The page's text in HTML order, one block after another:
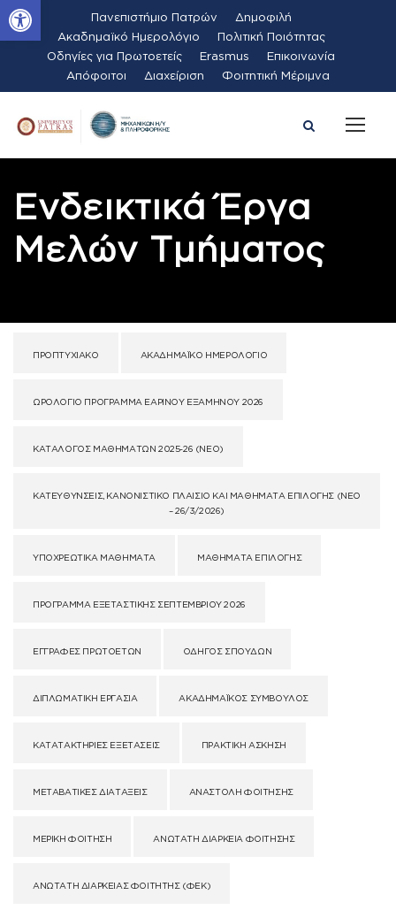
Ανοίξτε τη γραμμή εργαλείων Πανεπιστήμιο Πατρών
Δημοφιλή
Ακαδημαϊκό Ημερολόγιο
Πολιτική Ποιότητας
Οδηγίες για Πρωτοετείς
Erasmus
Επικοινωνία
Απόφοιτοι
Διαχείριση Φοιτητική Μέριμνα
Ενδεικτικά Έργα
Μελών Τμήματος
ΠΡΟΠΤΥΧΙΑΚΌ ΑΚΑΔΗΜΑΪΚΌ ΗΜΕΡΟΛΌΓΙΟ
ΩΡΟΛΌΓΙΟ ΠΡΌΓΡΑΜΜΑ ΕΑΡΙΝΟΎ ΕΞΑΜΉΝΟΥ 2026
ΚΑΤΆΛΟΓΟΣ ΜΑΘΗΜΆΤΩΝ 2025-26 (ΝΈΟ)
ΚΑΤΕΥΘΎΝΣΕΙΣ, ΚΑΝΟΝΙΣΤΙΚΌ ΠΛΑΊΣΙΟ ΚΑΙ ΜΑΘΉΜΑΤΑ ΕΠΙΛΟΓΉΣ (NEO
– 26/3/2026)
ΥΠΟΧΡΕΩΤΙΚΆ ΜΑΘΉΜΑΤΑ ΜΑΘΉΜΑΤΑ ΕΠΙΛΟΓΉΣ
ΠΡΌΓΡΑΜΜΑ ΕΞΕΤΑΣΤΙΚΉΣ ΣΕΠΤΕΜΒΡΊΟΥ 2026
ΕΓΓΡΑΦΈΣ ΠΡΩΤΟΕΤΏΝ ΟΔΗΓΌΣ ΣΠΟΥΔΏΝ
ΔΙΠΛΩΜΑΤΙΚΉ ΕΡΓΑΣΊΑ ΑΚΑΔΗΜΑΪΚΌΣ ΣΎΜΒΟΥΛΟΣ
ΚΑΤΑΤΑΚΤΉΡΙΕΣ ΕΞΕΤΆΣΕΙΣ ΠΡΑΚΤΙΚΉ ΆΣΚΗΣΗ
ΜΕΤΑΒΑΤΙΚΈΣ ΔΙΑΤΆΞΕΙΣ ΑΝΑΣΤΟΛΉ ΦΟΊΤΗΣΗΣ
ΜΕΡΙΚΉ ΦΟΊΤΗΣΗ ΑΝΏΤΑΤΗ ΔΙΆΡΚΕΙΑ ΦΟΊΤΗΣΗΣ
ΑΝΏΤΑΤΗ ΔΙΆΡΚΕΙΑΣ ΦΟΊΤΗΤΗΣ (ΦΕΚ)